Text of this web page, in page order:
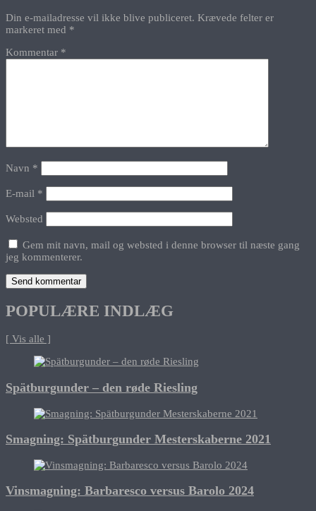
Din e-mailadresse vil ikke blive publiceret. Krævede felter er
markeret med *
Kommentar *
Navn *
E-mail *
Websted
Gem mit navn, mail og websted i denne browser til næste gang
jeg kommenterer.
POPULÆRE INDLÆG
[ Vis alle ]
Spätburgunder – den røde Riesling
Smagning: Spätburgunder Mesterskaberne 2021
Vinsmagning: Barbaresco versus Barolo 2024